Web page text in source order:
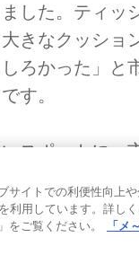
した。ティッ
きなクッショ
ろかった」と
す。
スポットに、
た給食限定グル
南市にはたくさ
南市ならでは
サイトでの利便性向上
利用しています。詳し
をご覧ください。
「メ